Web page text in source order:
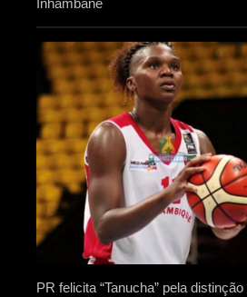
Inhambane
PR felicita “Tanucha” pela